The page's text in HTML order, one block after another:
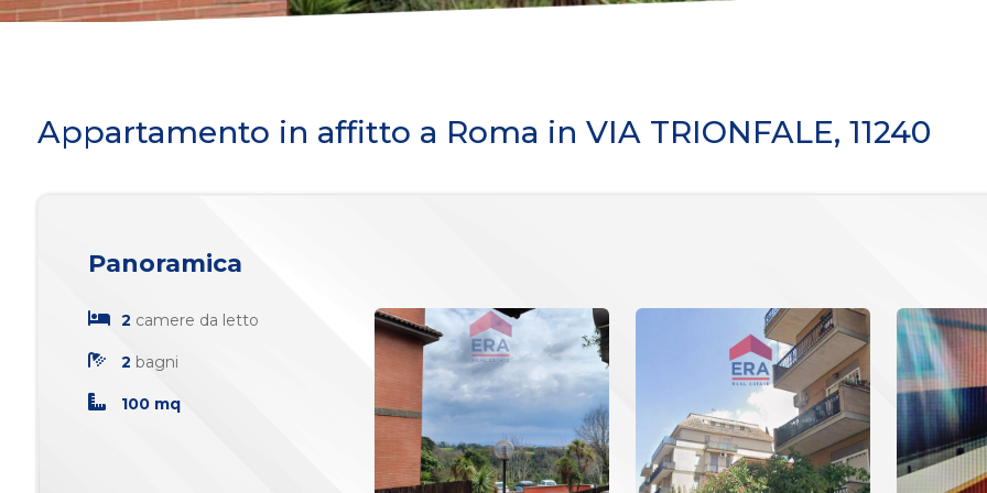
Appartamento in affitto a Roma in VIA TRIONFALE, 11240
Panoramica
2 camere da letto
2 bagni
100 mq
Industriali
Prezzo